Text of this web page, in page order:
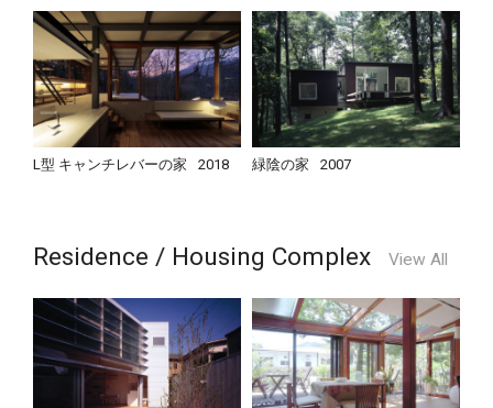
L型 キャンチレバーの家 2018 緑陰の家 2007
Residence / Housing Complex View All